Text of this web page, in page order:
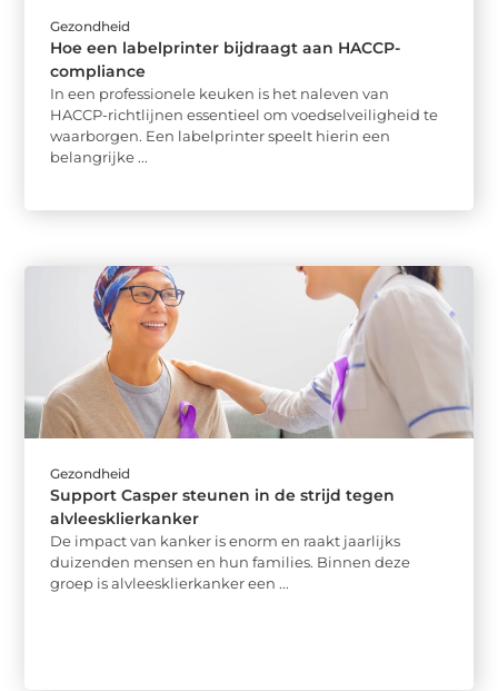
Gezondheid
Hoe een labelprinter bijdraagt aan HACCP-
compliance
In een professionele keuken is het naleven van
HACCP-richtlijnen essentieel om voedselveiligheid te
waarborgen. Een labelprinter speelt hierin een
belangrijke ...
Gezondheid
Support Casper steunen in de strijd tegen
alvleesklierkanker
De impact van kanker is enorm en raakt jaarlijks
duizenden mensen en hun families. Binnen deze
groep is alvleesklierkanker een ...